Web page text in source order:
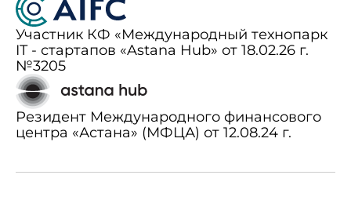
Участник КФ «Международный технопарк
IT - стартапов «Astana Hub» от 18.02.26 г.
№3205
Резидент Международного финансового
центра «Астана» (МФЦА) от 12.08.24 г.